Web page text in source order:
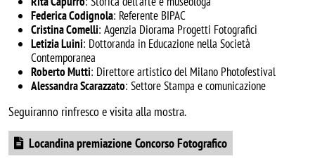
Federica Codignola: Referente BIPAC
Cristina Comelli: Agenzia Diorama Progetti Fotografici
Letizia Luini: Dottoranda in Educazione nella Società
Contemporanea
Roberto Mutti: Direttore artistico del Milano Photofestival
Alessandra Scarazzato: Settore Stampa e comunicazione
Seguiranno rinfresco e visita alla mostra.
DocumentLocandina premiazione Concorso Fotografico